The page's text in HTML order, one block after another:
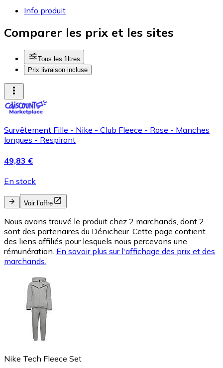
Info produit
Comparer les prix et les sites
Tous les filtres
Prix livraison incluse
Survêtement Fille - Nike - Club Fleece - Rose - Manches
longues - Respirant
49,83 €
En stock
Voir l’offre
Nous avons trouvé le produit chez 2 marchands, dont 2
sont des partenaires du Dénicheur. Cette page contient
des liens affiliés pour lesquels nous percevons une
rémunération. En savoir plus sur l'affichage des prix et des
marchands.
Nike Tech Fleece Set